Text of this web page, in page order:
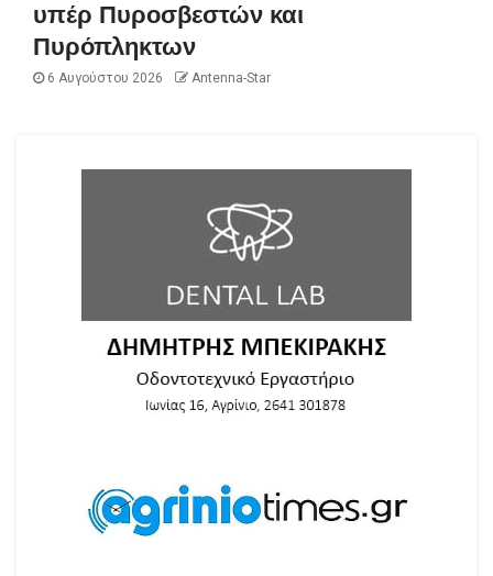
υπέρ Πυροσβεστών και
Πυρόπληκτων
6 Αυγούστου 2026 Antenna-Star